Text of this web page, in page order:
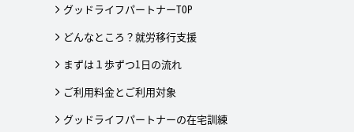
グッドライフパートナーTOP
どんなところ？就労移行支援
まずは１歩ずつ1日の流れ
ご利用料金とご利用対象
グッドライフパートナーの在宅訓練